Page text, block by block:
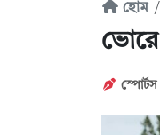
হোম
ভোরে
স্পোর্টস